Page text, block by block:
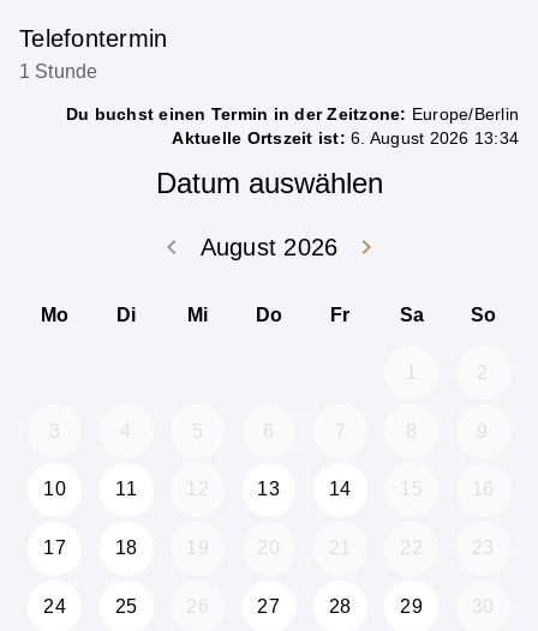
Telefontermin
1 Stunde
Du buchst einen Termin in der Zeitzone: Europe/Berlin
Aktuelle Ortszeit ist: 6. August 2026 13:34
Datum auswählen
August 2026
keyboard_arrow_left
keyboard_arrow_right
Mo Di Mi Do Fr Sa So
2
3 4 5 6 7 8 9
10 11 12 13 14 15 16
17 18 19 20 21 22 23
24 25 26 27 28 29 30